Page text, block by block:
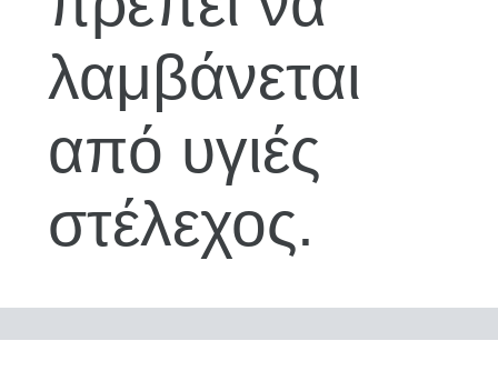
λαμβάνεται
από υγιές
στέλεχος.